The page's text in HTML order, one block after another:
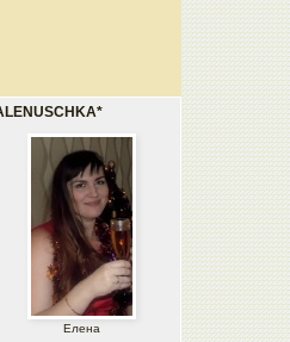
Елена